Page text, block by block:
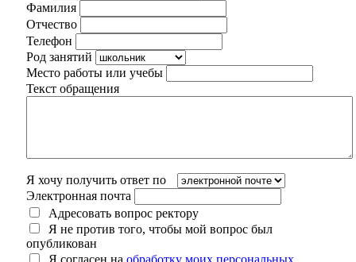
Фамилия
Отчество
Телефон
Род занятий
Место работы или учебы
Текст обращения
Я хочу получить ответ по
Электронная почта
Адресовать вопрос ректору
Я не против того, чтобы мой вопрос был
опубликован